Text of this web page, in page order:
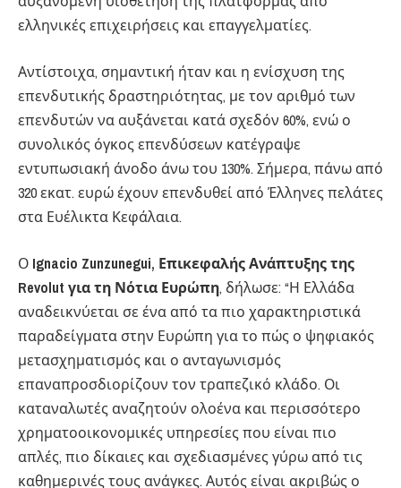
ελληνικές επιχειρήσεις και επαγγελματίες.
Αντίστοιχα, σημαντική ήταν και η ενίσχυση της
επενδυτικής δραστηριότητας, με τον αριθμό των
επενδυτών να αυξάνεται κατά σχεδόν 60%, ενώ ο
συνολικός όγκος επενδύσεων κατέγραψε
εντυπωσιακή άνοδο άνω του 130%. Σήμερα, πάνω από
320 εκατ. ευρώ έχουν επενδυθεί από Έλληνες πελάτες
στα Ευέλικτα Κεφάλαια.
Ο Ignacio Zunzunegui, Επικεφαλής Ανάπτυξης της
Revolut για τη Νότια Ευρώπη, δήλωσε: “Η Ελλάδα
αναδεικνύεται σε ένα από τα πιο χαρακτηριστικά
παραδείγματα στην Ευρώπη για το πώς ο ψηφιακός
μετασχηματισμός και ο ανταγωνισμός
επαναπροσδιορίζουν τον τραπεζικό κλάδο. Οι
καταναλωτές αναζητούν ολοένα και περισσότερο
χρηματοοικονομικές υπηρεσίες που είναι πιο
απλές, πιο δίκαιες και σχεδιασμένες γύρω από τις
καθημερινές τους ανάγκες. Αυτός είναι ακριβώς ο